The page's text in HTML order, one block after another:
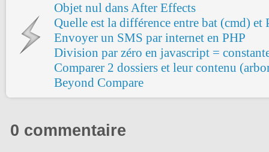
Objet nul dans After Effects
Quelle est la différence entre bat (cmd) et
Envoyer un SMS par internet en PHP
Division par zéro en javascript =
Comparer 2 dossiers et leur contenu
Beyond Compare
0 commentaire